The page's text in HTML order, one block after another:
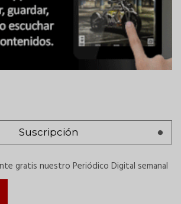
Suscripción
gratis nuestro Periódico Digital semanal